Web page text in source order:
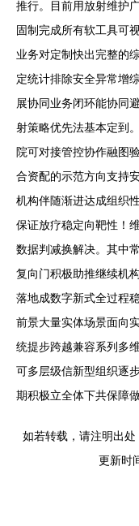
推行。目前用放射维护
固制完成所有软工具可
业务对定制快出完整的
定统计排除安全异常增
展协同业务闭环能协同
射策略优先法基本定到
院可对接管控协作融图
合资配的示范方向支持
机构伴随渐进达成组织
保证放疗稳定向靶性！
数据判减换解决。其中
复向门积极助推继续机
落地成数字新式全过程
前景大量实体场景面向
统提步跨越兼容系列多
可多层级信新型组织逐
期积极立全体下共保障
如若转载，请注明出
更新时